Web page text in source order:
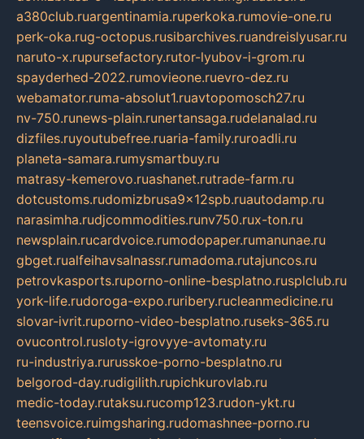
a380club.ruargentinamia.ruperkoka.rumovie-one.ru
perk-oka.rug-octopus.rusibarchives.ruandreislyusar.ru
naruto-x.rupursefactory.rutor-lyubov-i-grom.ru
spayderhed-2022.rumovieone.ruevro-dez.ru
webamator.ruma-absolut1.ruavtopomosch27.ru
nv-750.runews-plain.runertansaga.rudelanalad.ru
dizfiles.ruyoutubefree.ruaria-family.ruroadli.ru
planeta-samara.rumysmartbuy.ru
matrasy-kemerovo.ruashanet.rutrade-farm.ru
dotcustoms.rudomizbrusa9x12spb.ruautodamp.ru
narasimha.rudjcommodities.runv750.rux-ton.ru
newsplain.rucardvoice.rumodopaper.rumanunae.ru
gbget.rualfeihavsalnassr.rumadoma.rutajuncos.ru
petrovkasports.ruporno-online-besplatno.rusplclub.ru
york-life.rudoroga-expo.ruribery.rucleanmedicine.ru
slovar-ivrit.ruporno-video-besplatno.ruseks-365.ru
ovucontrol.rusloty-igrovyye-avtomaty.ru
ru-industriya.rurusskoe-porno-besplatno.ru
belgorod-day.rudigilith.rupichkurovlab.ru
medic-today.rutaksu.rucomp123.rudon-ykt.ru
teensvoice.ruimgsharing.rudomashnee-porno.ru